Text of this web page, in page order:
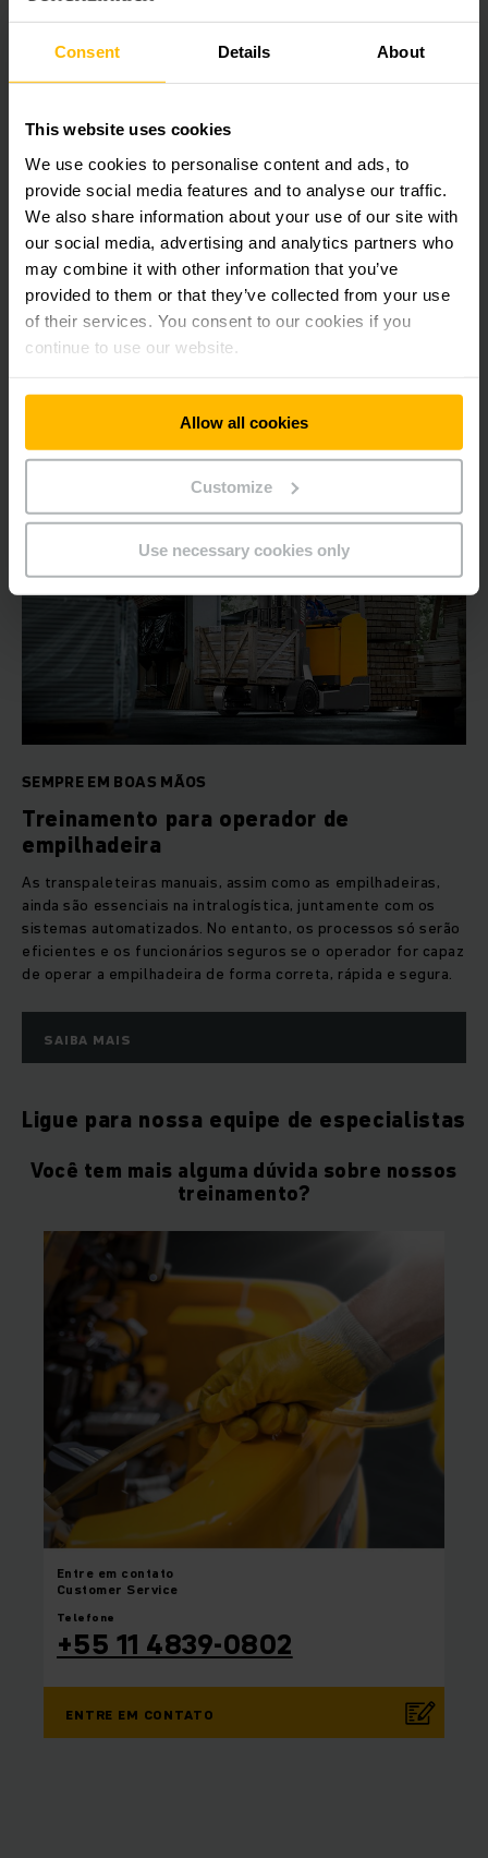
Consent Details About
This website uses cookies
We use cookies to personalise content and ads, to
provide social media features and to analyse our traffic.
We also share information about your use of our site with
our social media, advertising and analytics partners who
may combine it with other information that you’ve
provided to them or that they’ve collected from your use
of their services. You consent to our cookies if you
continue to use our website.
Allow all cookies
Customize
Use necessary cookies only
SEGURO
Nosso treinamento de operadores de
acordo com a NR
A proteção das pessoas é nossa maior prioridade.
Oferecemos diversas opções de equipamentos que
protegem seus funcionários de maneira ideal contra colisões
com equipamentos e outros acidentes. Também, nossos
projetos de equipamentos ergonômicos garantem seu bem-
estar e saúde a longo prazo.
SEMPRE EM BOAS MÃOS
Treinamento para operador de
empilhadeira
As transpaleteiras manuais, assim como as empilhadeiras,
ainda são essenciais na intralogística, juntamente com os
sistemas automatizados. No entanto, os processos só serão
eficientes e os funcionários seguros se o operador for capaz
de operar a empilhadeira de forma correta, rápida e segura.
SAIBA MAIS
Ligue para nossa equipe de especialistas
Você tem mais alguma dúvida sobre nossos
treinamento?
Entre em contato
Customer Service
Telefone
+55 11 4839-0802
ENTRE EM CONTATO